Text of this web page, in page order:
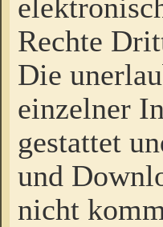
Rechte
Die
einzelner
gestattet
und
nicht